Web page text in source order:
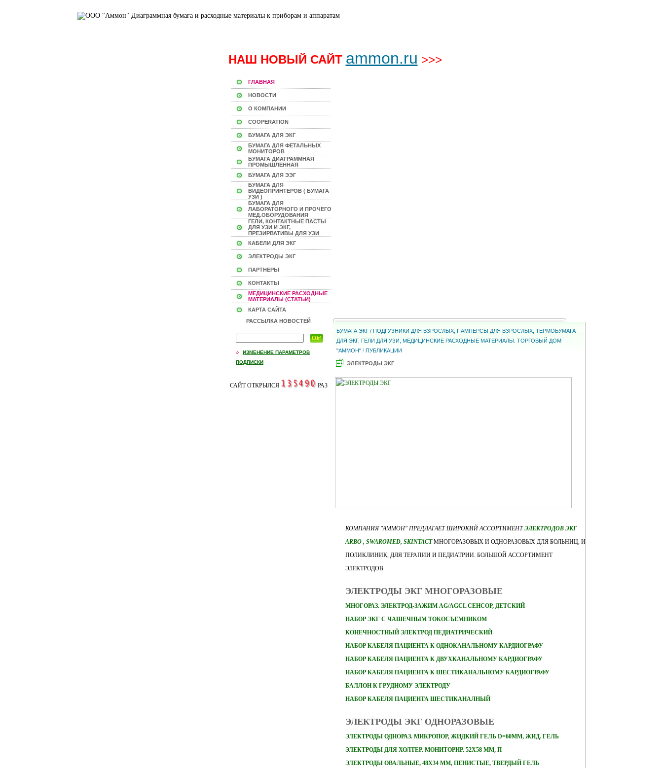
НАШ НОВЫЙ САЙТ ammon.ru >>>
ГЛАВНАЯ
НОВОСТИ
О КОМПАНИИ
COOPERATION
БУМАГА ДЛЯ ЭКГ
БУМАГА ДЛЯ ФЕТАЛЬНЫХ
МОНИТОРОВ
БУМАГА ДИАГРАММНАЯ
ПРОМЫШЛЕННАЯ
БУМАГА ДЛЯ ЭЭГ
БУМАГА ДЛЯ
ВИДЕОПРИНТЕРОВ ( БУМАГА
УЗИ )
БУМАГА ДЛЯ
ЛАБОРАТОРНОГО И ПРОЧЕГО
МЕД.ОБОРУДОВАНИЯ
ГЕЛИ, КОНТАКТНЫЕ ПАСТЫ
ДЛЯ УЗИ И ЭКГ,
ПРЕЗИРВАТИВЫ ДЛЯ УЗИ
КАБЕЛИ ДЛЯ ЭКГ
ЭЛЕКТРОДЫ ЭКГ
ПАРТНЕРЫ
КОНТАКТЫ
МЕДИЦИНСКИЕ РАСХОДНЫЕ
МАТЕРИАЛЫ (СТАТЬИ)
КАРТА САЙТА
РАССЫЛКА НОВОСТЕЙ
ИЗМЕНЕНИЕ ПАРАМЕТРОВ
ПОДПИСКИ
САЙТ ОТКРЫЛСЯ РАЗ
БУМАГА ЭКГ / ПОДГУЗНИКИ ДЛЯ ВЗРОСЛЫХ, ПАМПЕРСЫ ДЛЯ ВЗРОСЛЫХ, ТЕРМОБУМАГА
ДЛЯ ЭКГ, ГЕЛИ ДЛЯ УЗИ, МЕДИЦИНСКИЕ РАСХОДНЫЕ МАТЕРИАЛЫ. ТОРГОВЫЙ ДОМ
"АММОН" /ПУБЛИКАЦИИ
ЭЛЕКТРОДЫ ЭКГ
КОМПАНИЯ "АММОН" ПРЕДЛАГАЕТ ШИРОКИЙ АССОРТИМЕНТЭЛЕКТРОДОВ ЭКГ
ARBO , SWAROMED, SKINTACTМНОГОРАЗОВЫХ И ОДНОРАЗОВЫХ ДЛЯ БОЛЬНИЦ, И
ПОЛИКЛИНИК, ДЛЯ ТЕРАПИИ И ПЕДИАТРИИ. БОЛЬШОЙ АССОРТИМЕНТ
ЭЛЕКТРОДОВ
ЭЛЕКТРОДЫ ЭКГ МНОГОРАЗОВЫЕ
МНОГОРАЗ. ЭЛЕКТРОД-ЗАЖИМ AG/AGCL СЕНСОР, ДЕТСКИЙ
НАБОР ЭКГ С ЧАШЕЧНЫМ ТОКОСЪЕМНИКОМ
КОНЕЧНОСТНЫЙ ЭЛЕКТРОД ПЕДИАТРИЧЕСКИЙ
НАБОР КАБЕЛЯ ПАЦИЕНТА К ОДНОКАНАЛЬНОМУ КАРДИОГРАФУ
НАБОР КАБЕЛЯ ПАЦИЕНТА К ДВУХКАНАЛЬНОМУ КАРДИОГРАФУ
НАБОР КАБЕЛЯ ПАЦИЕНТА К ШЕСТИКАНАЛЬНОМУ КАРДИОГРАФУ
БАЛЛОН К ГРУДНОМУ ЭЛЕКТРОДУ
НАБОР КАБЕЛЯ ПАЦИЕНТА ШЕСТИКАНАЛНЫЙ
ЭЛЕКТРОДЫ ЭКГ ОДНОРАЗОВЫЕ
ЭЛЕКТРОДЫ ОДНОРАЗ. МИКРОПОР, ЖИДКИЙ ГЕЛЬ D=60ММ, ЖИД. ГЕЛЬ
ЭЛЕКТРОДЫ ДЛЯ ХОЛТЕР. МОНИТОРИР. 52Х58 ММ, П
ЭЛЕКТРОДЫ ОВАЛЬНЫЕ, 48Х34 ММ, ПЕНИСТЫЕ, ТВЕРДЫЙ ГЕЛЬ